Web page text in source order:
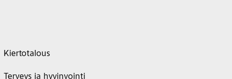
Kiertotalous
Terveys ja hyvinvointi